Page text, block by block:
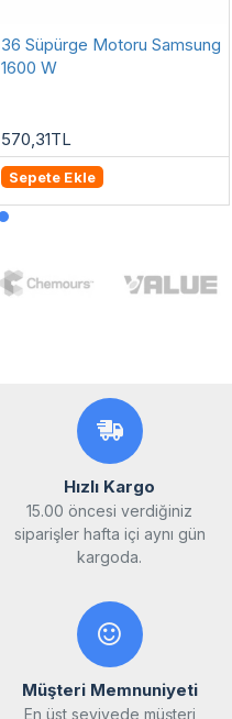
36 Süpürge Motoru Samsung
1600 W
570,31TL
Sepete Ekle
Hızlı Kargo
15.00 öncesi verdiğiniz
siparişler hafta içi aynı gün
kargoda.
Müşteri Memnuniyeti
En üst seviyede müşteri